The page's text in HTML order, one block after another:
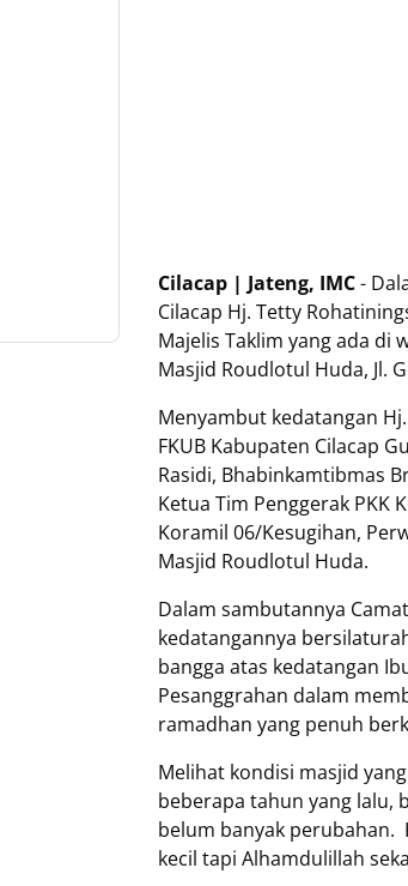
Cilacap | Jateng, IMC-
Cilacap Hj. Tetty
Majelis Taklim yang ada di
Masjid Roudlotul Huda, Jl.
Menyambut kedatangan
FKUB Kabupaten Cilacap
Rasidi, Bhabinkamtibmas
Ketua Tim Penggerak PKK
Koramil 06/Kesugihan,
Masjid Roudlotul Huda.
Dalam sambutannya
kedatangannya
bangga atas kedatangan
Pesanggrahan dalam
ramadhan yang penuh
Melihat kondisi masjid
beberapa tahun yang lalu,
belum banyak perubahan.
kecil tapi Alhamdulillah